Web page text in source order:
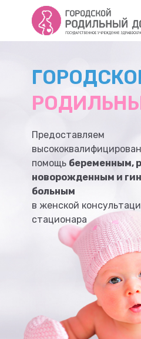
Предоставляем
помощь беременным,
новорожденным и
больным
в женской
стационара